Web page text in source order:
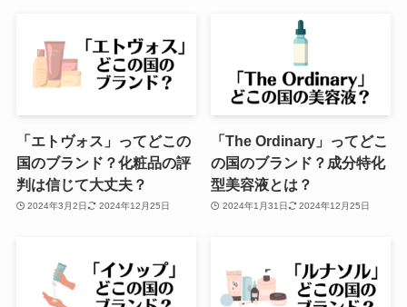
「エトヴォス」ってどこの
国のブランド？化粧品の評
判は信じて大丈夫？
2024年3月2日 2024年12月25日
「The Ordinary」ってどこ
の国のブランド？成分特化
型美容液とは？
2024年1月31日 2024年12月25日